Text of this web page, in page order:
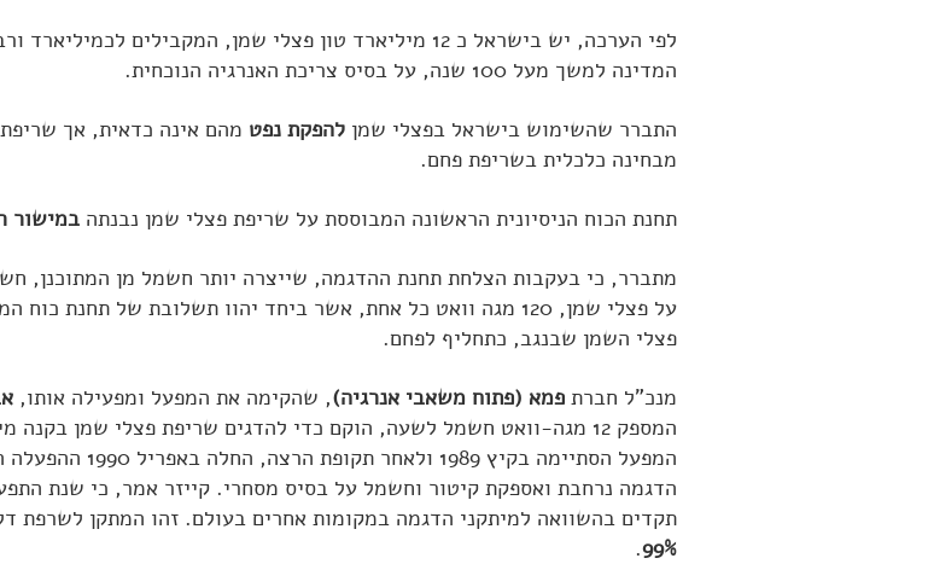
לפי הערכה, יש בישראל כ 12 מיליארד טון פצלי שמן,
המדינה למשך מעל 100 שנה, על בסיס צריכת האנרגיה הנוכחית.
התברר שהשימוש בישראל בפצלי שמן להפקת נפט מהם אינה כדאית, אך
מבחינה כלכלית בשריפת פחם.
תחנת הכוח הניסיונית הראשונה המבוססת על שריפת פצלי שמן נבנתה במישור
פצלי השמן שבנגב, כתחליף לפחם.
מנכ"ל חברת פמא (פתוח משאבי אנרגיה), שהקימה את המפעל ומפעילה אותו,
המספק 12 מגה-וואט חשמל לשעה, הוקם כדי להדגים שריפת פצלי שמן
המפעל הסתיימה
הדגמה נרחבת ואספקת קיטור וחשמל על בסיס מסחרי. קייזר אמר, כי שנת
תקדים בהשוואה למיתקני הדגמה במקומות אחרים בעולם. זהו המתקן לשרפת
99%
.